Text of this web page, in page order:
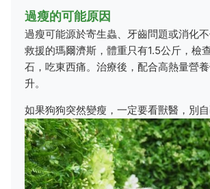
過瘦的可能原因
過瘦可能源於寄生蟲、牙齒問題或消化
救援的瑪爾濟斯，體重只有1.5公斤，檢
石，吃東西痛。治療後，配合高熱量營
升。
如果狗狗突然變瘦，一定要看獸醫，別自